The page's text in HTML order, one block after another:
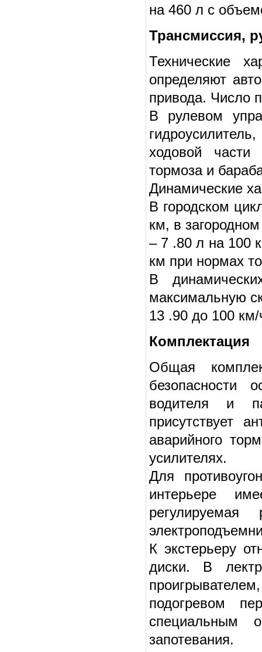
на 460 л с
Трансмиссия,
Технические
определяют
привода. Число
В рулевом
ходовой части
тормоза и
Динамические
В городском
км, в
– 7 .80 л на 100
км при нормах
В
максимальную
13 .90 до 100 км/
Комплектация
Общая
безопасности
водителя и
присутствует
аварийного
усилителях.
Для
интерьере
К экстерьеру
диски. В
подогревом
специальным
запотевания.